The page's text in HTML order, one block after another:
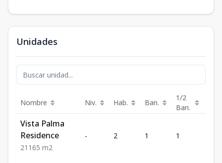
Unidades
Nombre Niv. Hab. Ban.
1/2
Ban.
Vista Palma
Residence
21 1 65 m2
- 2 1 1